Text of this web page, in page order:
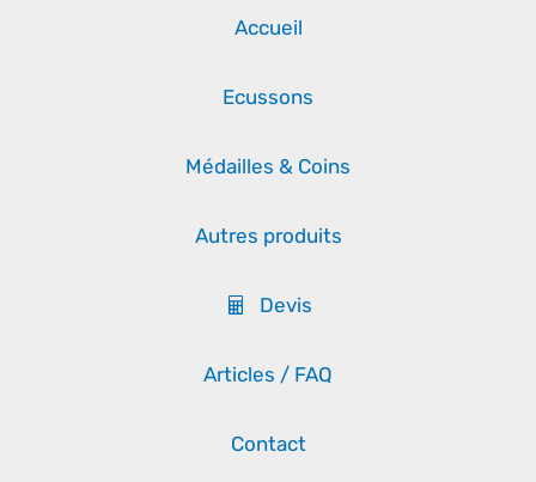
Accueil
Ecussons
Médailles & Coins
Autres produits
Devis
Articles / FAQ
Contact